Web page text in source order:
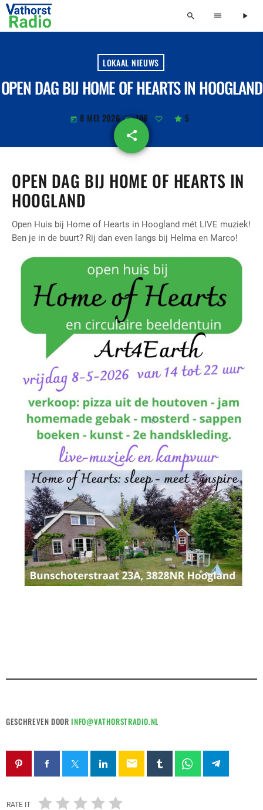
search menu play_arrow
LOKAAL NIEUWS
OPEN DAG BIJ HOME OF HEARTS IN HOOGLAND
today 8 MEI 2026 108 5
share
email
OPEN DAG BIJ HOME OF HEARTS IN
HOOGLAND
Open Huis bij Home of Hearts in Hoogland mét LIVE muziek!
Ben je in de buurt? Rij dan even langs bij Helma en Marco!
GESCHREVEN DOORINFO@VATHORSTRADIO.NL
email
RATE IT